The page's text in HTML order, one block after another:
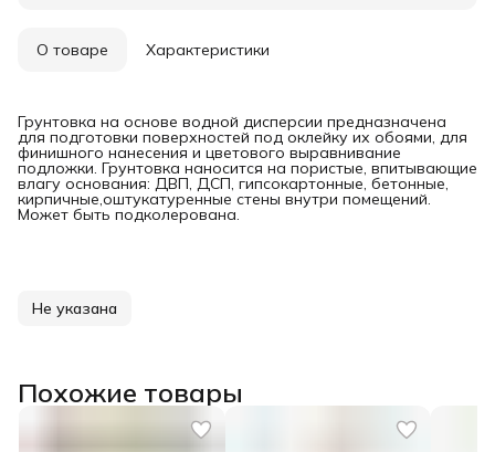
О товаре Характеристики
Грунтовка на основе водной дисперсии предназначена
для подготовки поверхностей под оклейку их обоями, для
финишного нанесения и цветового выравнивание
подложки. Грунтовка наносится на пористые, впитывающие
влагу основания: ДВП, ДСП, гипсокартонные, бетонные,
кирпичные,оштукатуренные стены внутри помещений.
Может быть подколерована.
Не указана
Похожие товары